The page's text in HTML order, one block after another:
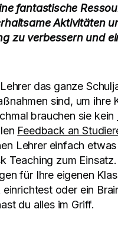
fantastische
Aktivitäten
zu verbessern und
das ganze
sind, um ihre
brauchen sie kein
Feedback an
Lehrer einfach
Teaching zum
für Ihre eigenen
einrichtest oder ein
du alles im Griff.